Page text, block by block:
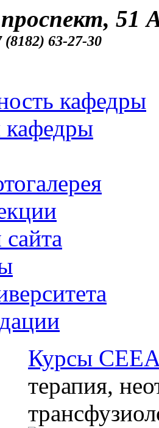
51
63-27-30
кафедры
кафедры
Курсы CEEA
терапия,